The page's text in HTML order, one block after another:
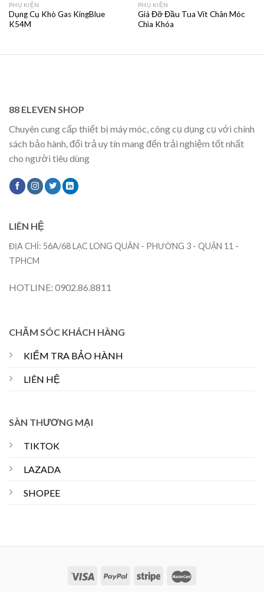
PHỤ KIỆN
Dụng Cụ Khò Gas KingBlue
K54M
PHỤ KIỆN
Giá Đỡ Đầu Tua Vít Chân Móc
Chìa Khóa
88 ELEVEN SHOP
Chuyên cung cấp thiết bị máy móc, công cụ dụng cụ với chính
sách bảo hành, đổi trả uy tín mang đến trải nghiệm tốt nhất
cho người tiêu dùng
CHĂM SÓC KHÁCH HÀNG
KIỂM TRA BẢO HÀNH
LIÊN HỆ
SÀN THƯƠNG MẠI
TIKTOK
LAZADA
SHOPEE
LIÊN HỆ
ĐỊA CHỈ: 56A/68 LẠC LONG QUÂN - PHƯỜNG 3 - QUẬN 11 -
TPHCM
HOTLINE: 0902.86.8811